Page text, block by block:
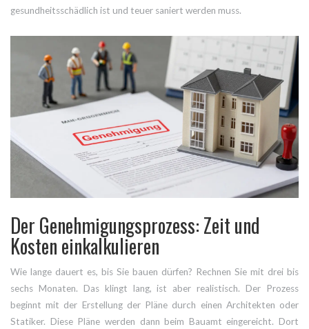
gesundheitsschädlich ist und teuer saniert werden muss.
Der Genehmigungsprozess: Zeit und
Kosten einkalkulieren
Wie lange dauert es, bis Sie bauen dürfen? Rechnen Sie mit drei bis
sechs Monaten. Das klingt lang, ist aber realistisch. Der Prozess
beginnt mit der Erstellung der Pläne durch einen Architekten oder
Statiker. Diese Pläne werden dann beim Bauamt eingereicht. Dort